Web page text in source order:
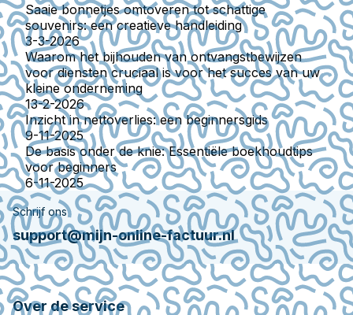
Saaie bonnetjes omtoveren tot schattige
souvenirs: een creatieve handleiding
3-3-2026
Waarom het bijhouden van ontvangstbewijzen
voor diensten cruciaal is voor het succes van uw
kleine onderneming
13-2-2026
Inzicht in nettoverlies: een beginnersgids
9-11-2025
De basis onder de knie: Essentiële boekhoudtips
voor beginners
6-11-2025
Schrijf ons
support@mijn-online-factuur.nl
Over de service